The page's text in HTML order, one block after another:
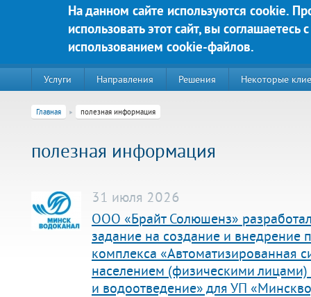
На данном сайте используются cookie.
использовать этот сайт, вы соглашаетесь с
использованием cookie-файлов.
Перейти к основному содержанию
220020, г. Минск, пр-т Победителей д. 89, корп. 3, этаж 5,
Яркие решения для Вашего
Услуги Направления Решения Некоторые
Главная полезная информация
полезная информация
31 июля 2026
ООО «Брайт Солюшенз»
задание на создание и внедрение
комплекса «Автоматизированная
населением (физическими
и водоотведение» для УП